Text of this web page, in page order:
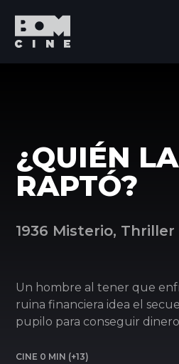
¿QUIÉN LA
RAPTÓ?
1936 Misterio, Thriller
Un hombre al tener que
ruina financiera idea el
pupilo para conseguir
CINE 0 MIN (+13)